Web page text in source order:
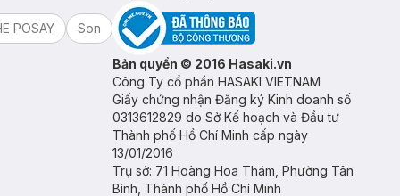
POSAY
Son
Bản quyền © 2016 Hasaki.vn
Công Ty cổ phần HASAKI VIETNAM
Giấy chứng nhận Đăng ký Kinh doanh số
0313612829 do Sở Kế hoạch và Đầu tư
Thành phố Hồ Chí Minh cấp ngày
13/01/2016
Trụ sở: 71 Hoàng Hoa Thám, Phường Tân
Bình, Thành phố Hồ Chí Minh